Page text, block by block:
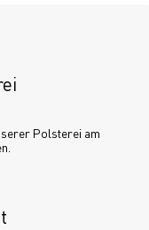
Polsterei am